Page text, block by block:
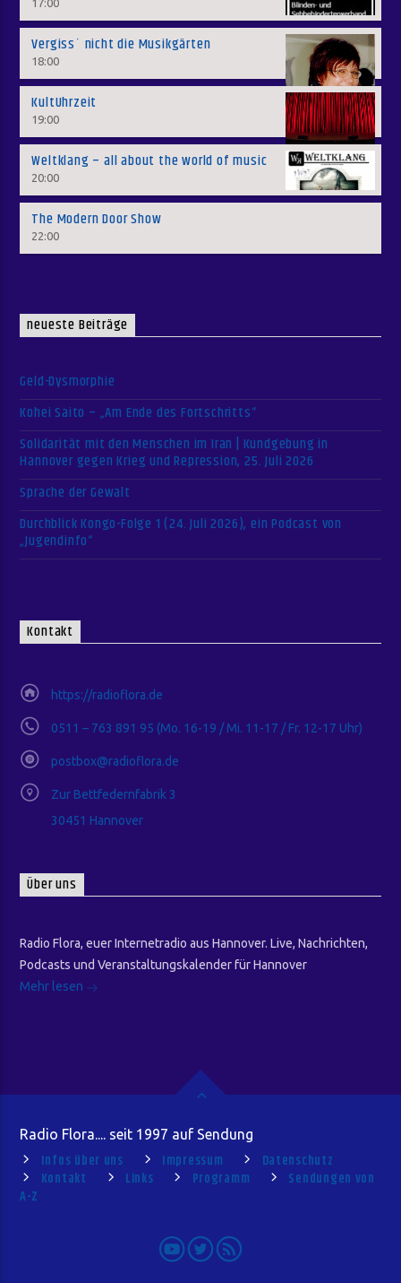
17:00
Vergiss´ nicht die Musikgärten
18:00
KultUhrzeit
19:00
Weltklang – all about the world of music
20:00
The Modern Door Show
22:00
neueste Beiträge
Geld-Dysmorphie
Kohei Saito – „Am Ende des Fortschritts“
Solidarität mit den Menschen im Iran | Kundgebung in
Hannover gegen Krieg und Repression, 25. Juli 2026
Sprache der Gewalt
Durchblick Kongo-Folge 1 (24. Juli 2026), ein Podcast von
„Jugendinfo“
Kontakt
https://radioflora.de
0511 – 763 891 95 (Mo. 16-19 / Mi. 11-17 / Fr. 12-17 Uhr)
postbox@radioflora.de
Zur Bettfedernfabrik 3
30451 Hannover
Über uns
Radio Flora, euer Internetradio aus Hannover. Live, Nachrichten,
Podcasts und Veranstaltungskalender für Hannover
Mehr lesen
Radio Flora.... seit 1997 auf Sendung
Infos über uns Impressum
Datenschutz
Kontakt
Links Programm
Sendungen von
A-Z